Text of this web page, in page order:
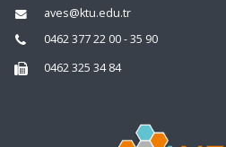
aves@ktu.edu.tr
0462 377 22 00 - 35 90
0462 325 34 84